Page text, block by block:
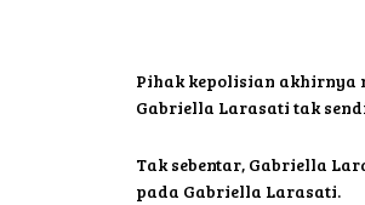
Pihak kepolisian akhirnya
Gabriella Larasati tak
Tak sebentar, Gabriella
pada Gabriella Larasati.